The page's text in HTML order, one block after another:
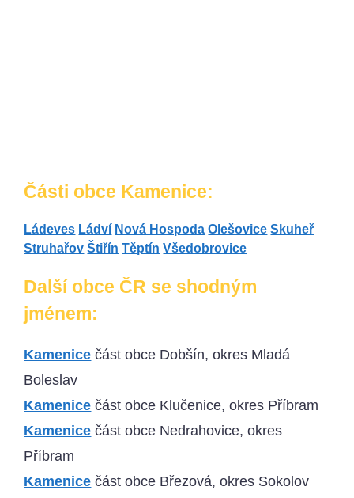
Části obce Kamenice:
Ládeves Ládví Nová Hospoda Olešovice Skuheř
Struhařov Štiřín Těptín Všedobrovice
Další obce ČR se shodným
jménem:
Kamenice část obce Dobšín, okres Mladá
Boleslav
Kamenice část obce Klučenice, okres Příbram
Kamenice část obce Nedrahovice, okres
Příbram
Kamenice část obce Březová, okres Sokolov